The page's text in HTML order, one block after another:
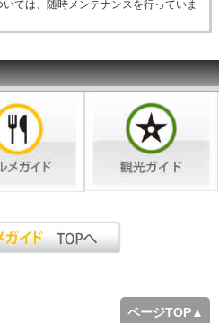
ては、随時メンテナンスを行っていま
ページTOP▲